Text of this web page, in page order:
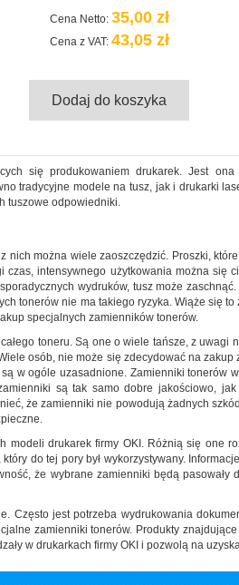
Cena Netto: 35,00 zł
Cena z VAT: 43,05 zł
Dodaj do koszyka
się produkowaniem drukarek. Jest
tradycyjne modele na tusz, jak i drukarki
tuszowe odpowiedniki.
można wiele zaoszczędzić. Proszki,
intensywnego użytkowania można się
wydruków, tusz może
tonerów nie ma takiego ryzyka. Wiąże się to
specjalnych zamienników tonerów.
toneru. Są one o wiele tańsze, z uwagi
osób, nie może się zdecydować na zakup
w ogóle uzasadnione. Zamienniki tonerów
są tak samo dobre jakościowo, jak
że zamienniki nie powodują żadnych
drukarek firmy OKI. Różnią się one
do tej pory był wykorzystywany.
że wybrane zamienniki będą pasowały
Często jest potrzeba wydrukowania
zamienniki tonerów. Produkty
w drukarkach firmy OKI i pozwolą na